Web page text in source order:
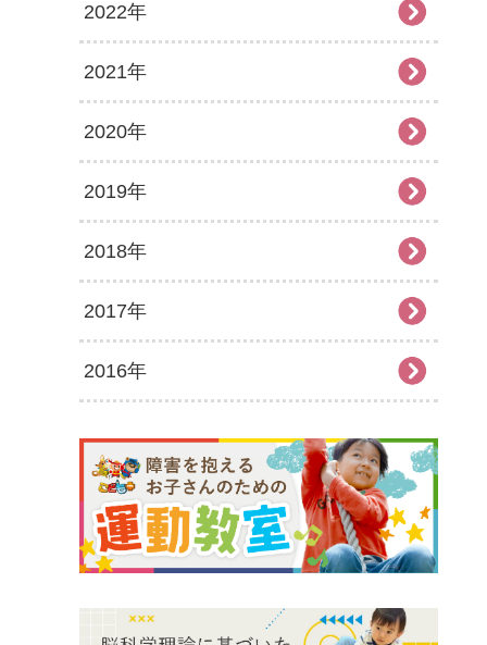
2026年4月
2026年3月
2026年2月
2026年1月
2025年10月
2025年9月
2025年8月
2025年7月
2025年6月
2025年5月
2025年4月
2025年2月
2025年1月
2024年11月
2024年10月
2024年9月
2024年8月
2024年7月
2024年6月
2024年5月
2024年3月
2024年2月
2024年1月
2023年12月
2023年11月
2023年10月
2023年9月
2023年8月
2023年7月
2023年6月
2023年4月
2023年3月
2023年2月
2022年
2022年12月
2022年11月
2022年10月
2022年9月
2022年8月
2022年7月
2022年5月
2022年4月
2022年3月
2021年
2021年12月
2021年11月
2021年10月
2021年9月
2021年8月
2021年6月
2021年5月
2021年4月
2020年
2020年12月
2020年11月
2020年10月
2020年9月
2020年7月
2020年6月
2020年5月
2019年
2019年12月
2019年11月
2019年10月
2019年8月
2019年7月
2019年6月
2018年
2018年12月
2018年11月
2018年9月
2018年7月
2018年6月
2017年
2017年12月
2017年10月
2017年9月
2017年8月
2016年
2016年11月
2016年10月
2016年9月